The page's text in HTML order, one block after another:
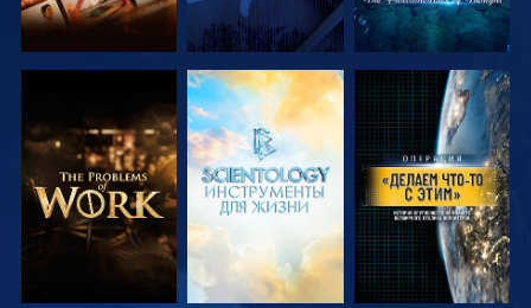
СМОТРЕТЬ
ПЕРЕДАЧИ
СМОТРЕТЬ
ПЕРЕДАЧИ
СМОТРЕТЬ